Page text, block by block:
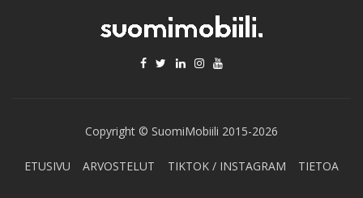
Copyright © SuomiMobiili 2015-2026
ETUSIVU ARVOSTELUT TIKTOK / INSTAGRAM TIETOA